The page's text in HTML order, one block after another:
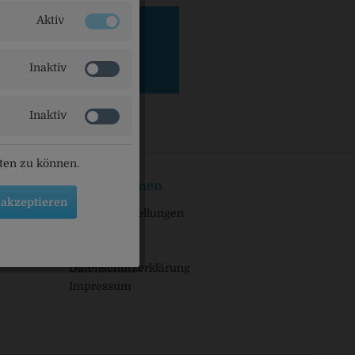
Informationen
Cookie-Einstellungen
Datenschutzerklärung
Impressum
Aktiv
Inaktiv
Inaktiv
zu können.